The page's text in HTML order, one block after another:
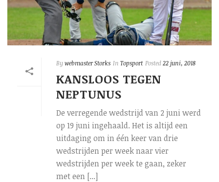
Bywebmaster Storks In Topsport Posted 22 juni, 2018
KANSLOOS TEGEN
NEPTUNUS
De verregende wedstrijd van 2 juni werd
op 19 juni ingehaald. Het is altijd een
uitdaging om in één keer van drie
wedstrijden per week naar vier
wedstrijden per week te gaan, zeker
met een [...]